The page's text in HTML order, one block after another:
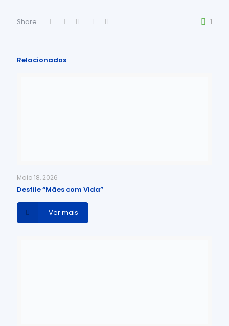
Share 1
Relacionados
Maio 18, 2026
Desfile “Mães com Vida”
Ver mais